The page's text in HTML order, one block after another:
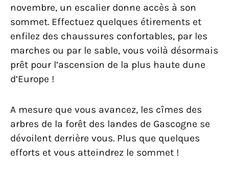
novembre, un escalier donne accès à son
sommet. Effectuez quelques étirements et
enfilez des chaussures confortables, par les
marches ou par le sable, vous voilà désormais
prêt pour l’ascension de la plus haute dune
d’Europe !
A mesure que vous avancez, les cîmes des
arbres de la forêt des landes de Gascogne se
dévoilent derrière vous. Plus que quelques
efforts et vous atteindrez le sommet !